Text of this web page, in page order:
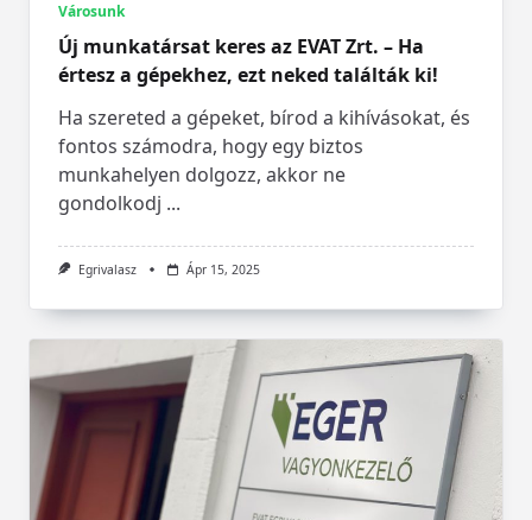
Városunk
Új munkatársat keres az EVAT Zrt. – Ha
értesz a gépekhez, ezt neked találták ki!
Ha szereted a gépeket, bírod a kihívásokat, és
fontos számodra, hogy egy biztos
munkahelyen dolgozz, akkor ne
gondolkodj ...
Egrivalasz Ápr 15, 2025